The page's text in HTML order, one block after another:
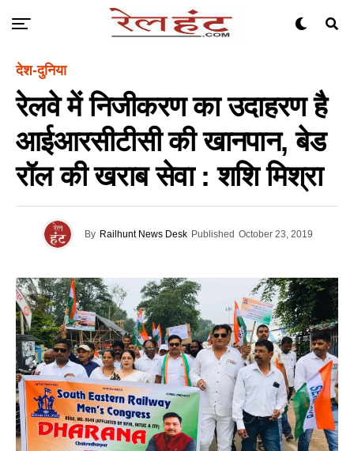
देश-दुनिया
रेलवे में निजीकरण का उदाहरण है
आईआरसीटीसी की खानपान, बेड
रॉल की खराब सेवा : शशि मिश्रा
By Railhunt News Desk Published October 23, 2019